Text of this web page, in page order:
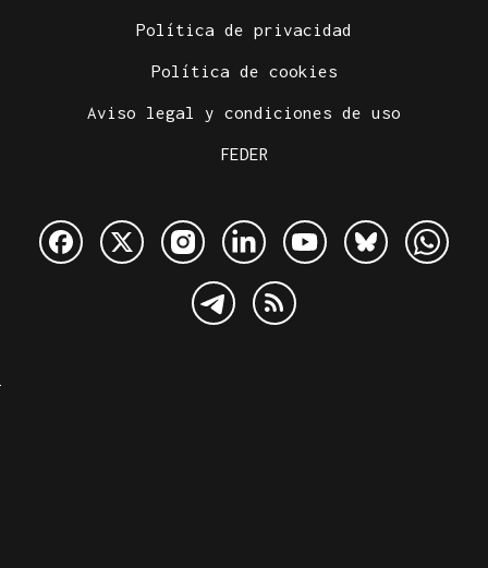
Política de privacidad
Política de cookies
Aviso legal y condiciones de uso
FEDER